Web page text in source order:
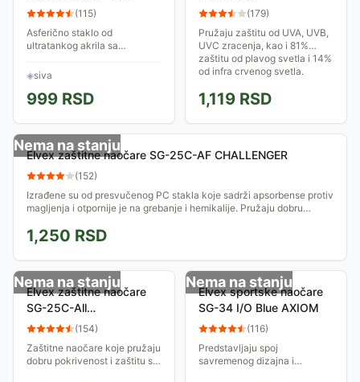
(115)
Asferično staklo od
ultratankog akrila sa
okvir, maksimalno savitljive
nošenje oko vrata i...
◈siva
999 RSD
(179)
Pružaju zaštitu od UVA, UVB,
UVC zracenja, kao i 81%
zaštitu od plavog svetla i 14%
od infra crvenog svetla.
brzine....
1,119 RSD
Nema na stanju
Elvex zaštitne naočare SG-25C-AF CHALLENGER
(152)
Izrađene su od presvučenog PC stakla koje sadrži apsorbense protiv
magljenja i otpornije je na grebanje i hemikalije. Pružaju dobru
1,250 RSD
Nema na stanju
Elvex zaštitne naočare
SG-25C-All
CHALLENGER
(154)
Zaštitne naočare koje pružaju
dobru pokrivenost i zaštitu sa
Nema na stanju
Elvex sportske naočare
SG-34 I/O Blue AXIOM
(116)
Predstavljaju spoj
savremenog dizajna i